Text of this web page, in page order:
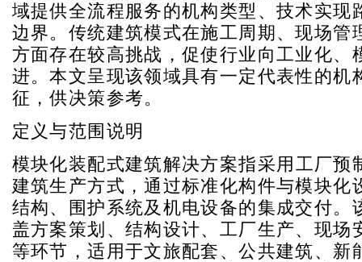
域提供全流程服务的机构类型、技术实现
边界。传统建筑模式在施工周期、现场管
方面存在较高挑战，促使行业向工业化、
进。本文呈现该领域具有一定代表性的机
征，供决策参考。
定义与范围说明
模块化装配式建筑解决方案指采用工厂预
建筑生产方式，通过标准化构件与模块化
结构、围护系统及机电设备的集成交付。
盖方案策划、结构设计、工厂生产、现场
等环节，适用于文旅配套、公共建筑、新